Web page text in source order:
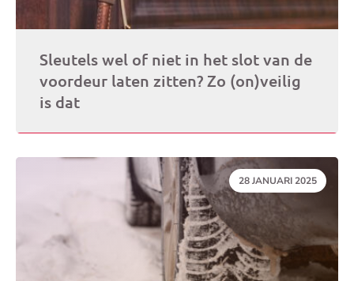
Sleutels wel of niet in het slot van de
voordeur laten zitten? Zo (on)veilig
is dat
DATUM:
28 JANUARI 2025